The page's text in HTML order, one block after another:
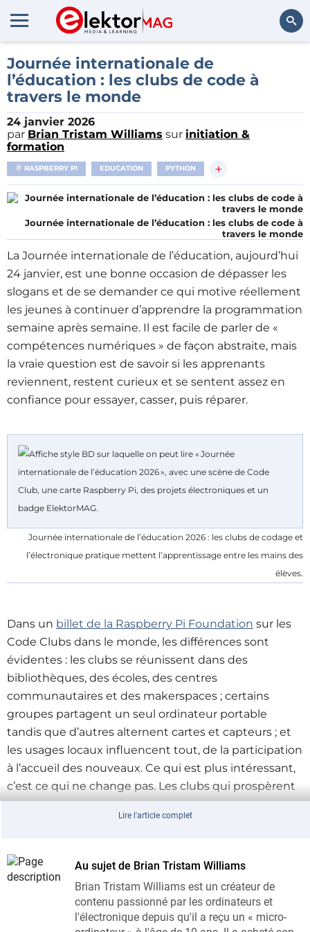
Journée internationale de
l’éducation : les clubs de code à
travers le monde
24 janvier 2026
par Brian Tristam Williams sur initiation &
formation
RASPBERRY PI EDUCATION PYTHON +
Journée internationale de l’éducation : les clubs de code à
travers le monde
La Journée internationale de l’éducation, aujourd’hui
24 janvier, est une bonne occasion de dépasser les
slogans et de se demander ce qui motive réellement
les jeunes à continuer d’apprendre la programmation
semaine après semaine. Il est facile de parler de «
compétences numériques » de façon abstraite, mais
la vraie question est de savoir si les apprenants
reviennent, restent curieux et se sentent assez en
confiance pour essayer, casser, puis réparer.
Journée internationale de l’éducation 2026 : les clubs de codage et
l’électronique pratique mettent l’apprentissage entre les mains des
élèves.
Dans un billet de la Raspberry Pi Foundation sur les
Code Clubs dans le monde, les différences sont
évidentes : les clubs se réunissent dans des
bibliothèques, des écoles, des centres
communautaires et des makerspaces ; certains
groupes partagent un seul ordinateur portable
tandis que d’autres alternent cartes et capteurs ; et
les usages locaux influencent tout, de la participation
à l’accueil des nouveaux. Ce qui est plus intéressant,
c’est ce qui ne change pas. Les clubs qui prospèrent
posent généralement une règle simple (le respect),
maintiennent une atmosphère détendue et laissent
vraiment montrer.
Contraintes locales, solutions pratiques
Lire l'article complet
Au sujet de Brian Tristam Williams
Brian Tristam Williams est un créateur de
contenu passionné par les ordinateurs et
l'électronique depuis qu'il a reçu un « micro-